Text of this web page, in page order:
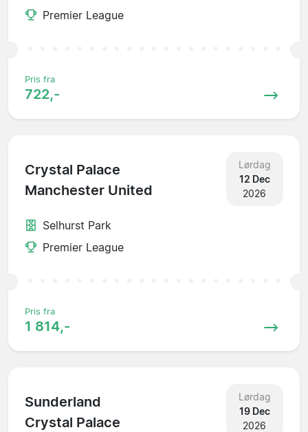
Premier League
Pris fra
722,-
Crystal Palace
Manchester United
Lørdag
12 Dec
2026
Selhurst Park
Premier League
Pris fra
1 814,-
Sunderland
Crystal Palace
Lørdag
19 Dec
2026